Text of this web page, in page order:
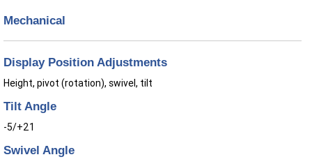
Mechanical
Display Position Adjustments
Height, pivot (rotation), swivel, tilt
Tilt Angle
-5/+21
Swivel Angle